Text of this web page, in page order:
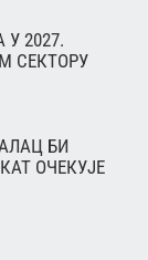
2027.
СЕКТОРУ
БИ
ОЧЕКУЈЕ